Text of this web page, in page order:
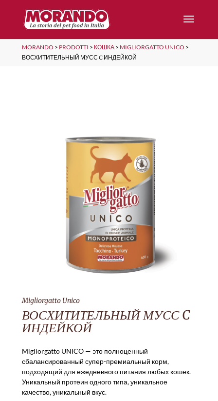
MORANDO > PRODOTTI > КОШКА> MIGLIORGATTO UNICO >
ВОСХИТИТЕЛЬНЫЙ МУСС C ИНДЕЙКОЙ
Migliorgatto Unico
ВОСХИТИТЕЛЬНЫЙ МУСС C
ИНДЕЙКОЙ
Migliorgatto UNICO — это полноценный
сбалансированный супер-премиальный корм,
подходящий для ежедневного питания любых кошек.
Уникальный протеин одного типа, уникальное
качество, уникальный вкус.